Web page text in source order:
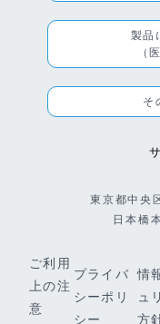
製品
（
そ
東京都中央
日本橋
ご利用
上の注
意
プライバ
シーポリ
シー
情
ュ
方